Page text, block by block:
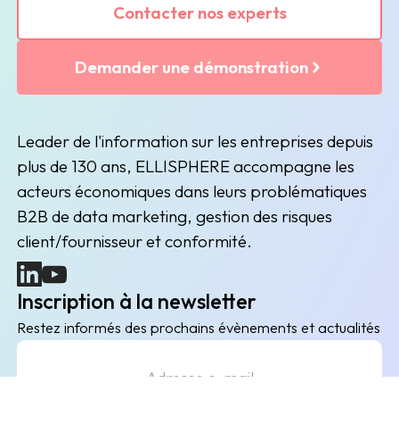
Contacter nos experts
Demander une démonstration
Leader de l'information sur les entreprises depuis
plus de 130 ans, ELLISPHERE accompagne les
acteurs économiques dans leurs problématiques
B2B de data marketing, gestion des risques
client/fournisseur et conformité.
(nouvelle fenêtre)
(nouvelle fenêtre)
Inscription à la newsletter
Restez informés des prochains évènements et actualités